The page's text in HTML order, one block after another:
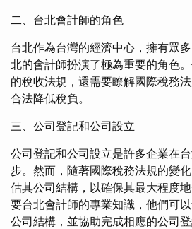
二、台北會計師的角色
台北作為台灣的經濟中心，擁有眾
北的會計師扮演了極為重要的角色
的稅收法規，還需要瞭解國際稅務
合法降低稅負。
三、公司登記和公司設立
公司登記和公司設立是許多企業在
步。然而，隨著國際稅務法規的變
估其公司結構，以確保其最大程度
要台北會計師的專業知識，他們可
公司結構，並協助完成相應的公司登